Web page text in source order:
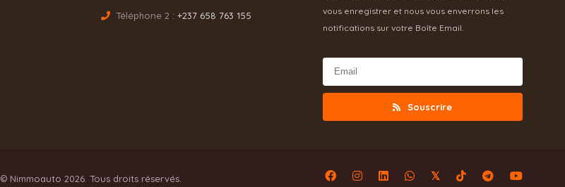
Téléphone 2 : +237 658 763 155
vous enregistrer et nous vous enverrons les
notifications sur votre Boîte Email.
Souscrire
© Nimmoauto 2026. Tous droits réservés. 𝕏